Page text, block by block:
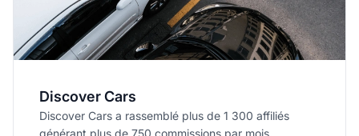
Discover Cars
Discover Cars a rassemblé plus de 1 300 affiliés
générant plus de 750 commissions par mois.